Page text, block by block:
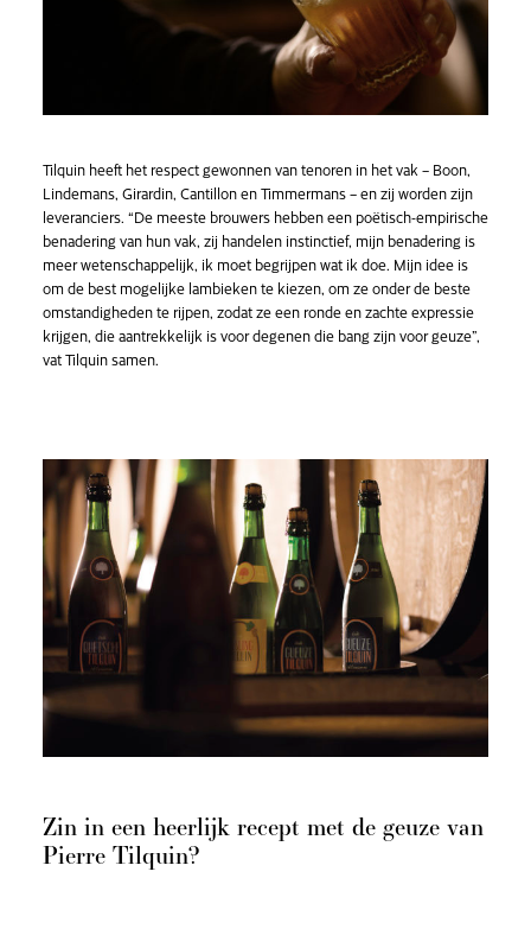
Tilquin heeft het respect gewonnen van tenoren in het vak – Boon,
Lindemans, Girardin, Cantillon en Timmermans – en zij worden zijn
leveranciers. “De meeste brouwers hebben een poëtisch-empirische
benadering van hun vak, zij handelen instinctief, mijn benadering is
meer wetenschappelijk, ik moet begrijpen wat ik doe. Mijn idee is
om de best mogelijke lambieken te kiezen, om ze onder de beste
omstandigheden te rijpen, zodat ze een ronde en zachte expressie
krijgen, die aantrekkelijk is voor degenen die bang zijn voor geuze”,
vat Tilquin samen.
Zin in een heerlijk recept met de geuze van
Pierre Tilquin?